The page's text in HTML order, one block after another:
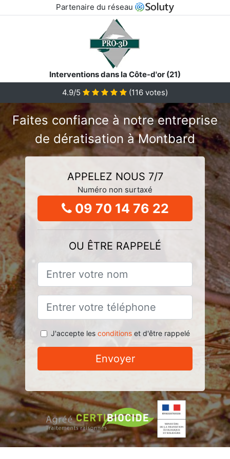
Partenaire du réseau
Interventions dans la Côte-d'or (21)
4.9/5
(116 votes)
Faites confiance à notre entreprise
de dératisation à Montbard
APPELEZ NOUS 7/7
Numéro non surtaxé
09 70 14 76 22
OU ÊTRE RAPPELÉ
J'accepte les conditionset d'être rappelé
Envoyer